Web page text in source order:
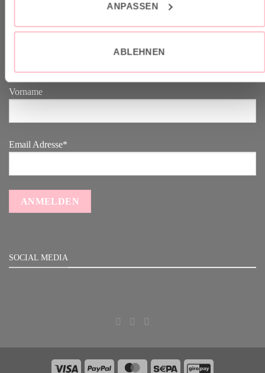
ANPASSEN
ABLEHNEN
Melde dich an zu unserem Good-News-Letter und spare 10% bei
deinem nächsten Einkauf. YEAH!
Vorname
Email Adresse*
SOCIAL MEDIA
Visa PayPal MasterCard Sepa GiroPay